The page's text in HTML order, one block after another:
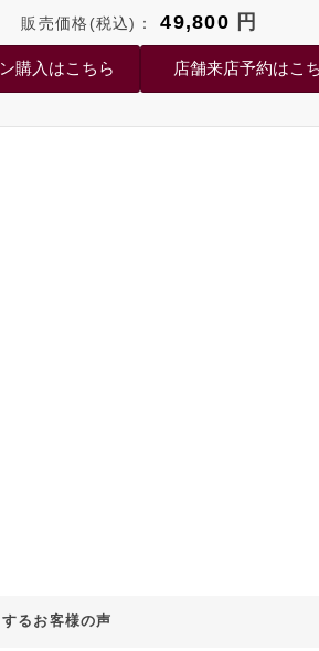
販売価格(税込)： 49,800 円
るお客様の声